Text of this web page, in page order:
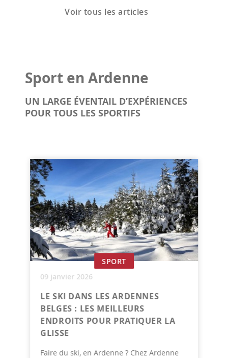
Voir tous les articles
Sport en Ardenne
UN LARGE ÉVENTAIL D’EXPÉRIENCES
POUR TOUS LES SPORTIFS
SPORT
09 janvier 2026
LE SKI DANS LES ARDENNES
BELGES : LES MEILLEURS
ENDROITS POUR PRATIQUER LA
GLISSE
Faire du ski, en Ardenne ? Chez Ardenne